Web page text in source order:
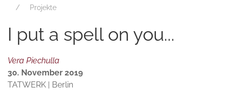
Projekte
I put a spell on you...
Vera Piechulla
30. November 2019
TATWERK | Berlin